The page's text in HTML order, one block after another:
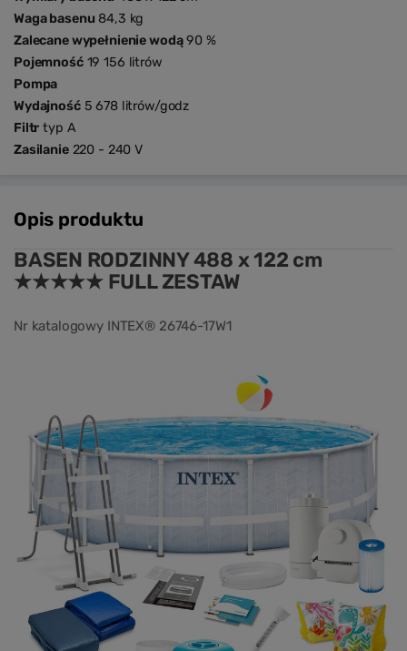
Waga basenu 84,3 kg
Zalecane wypełnienie wodą90 %
Pojemność19 156 litrów
Pompa
Wydajność5 678 litrów/godz
Filtr typ A
Zasilanie220 - 240 V
Opis produktu
BASEN RODZINNY 488 x 122 cm
★★★★★ FULL ZESTAW
Nr katalogowy INTEX® 26746-17W1